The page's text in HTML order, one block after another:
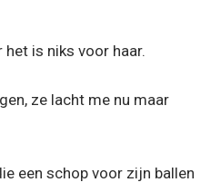
het is niks voor haar.
ze lacht me nu maar
een schop voor zijn ballen